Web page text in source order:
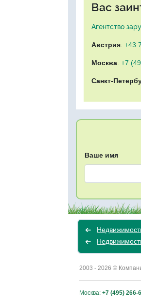
Вас
Агентство
Австрия: +43
Москва: +7
Санкт-
Ваше имя
2003 - 2026 ©
Москва: +7 (495) 266-